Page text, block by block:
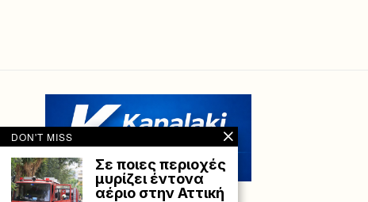
DON'T MISS
Σε ποιες περιοχές
μυρίζει έντονα
αέριο στην Αττική